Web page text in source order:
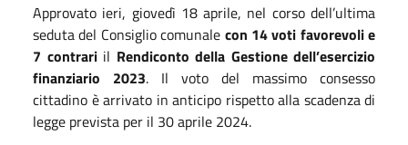
Approvato ieri, giovedì 18 aprile, nel corso dell’ultima
seduta del Consiglio comunale con 14 voti favorevoli e
7 contrariil Rendiconto della Gestione dell’esercizio
finanziario 2023. Il voto del massimo consesso
cittadino è arrivato in anticipo rispetto alla scadenza di
legge prevista per il 30 aprile 2024.